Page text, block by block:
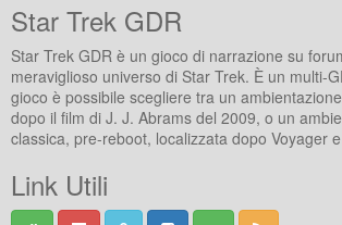
Star Trek GDR
Star Trek GDR è un gioco di narrazione su
meraviglioso universo di Star Trek. È un multi-
gioco è possibile scegliere tra un
dopo il film di J. J. Abrams del 2009, o un
classica, pre-reboot, localizzata dopo Voyager
Link Utili